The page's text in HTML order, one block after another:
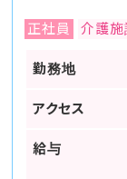
正社員 介護施
勤務地
アクセス
給与